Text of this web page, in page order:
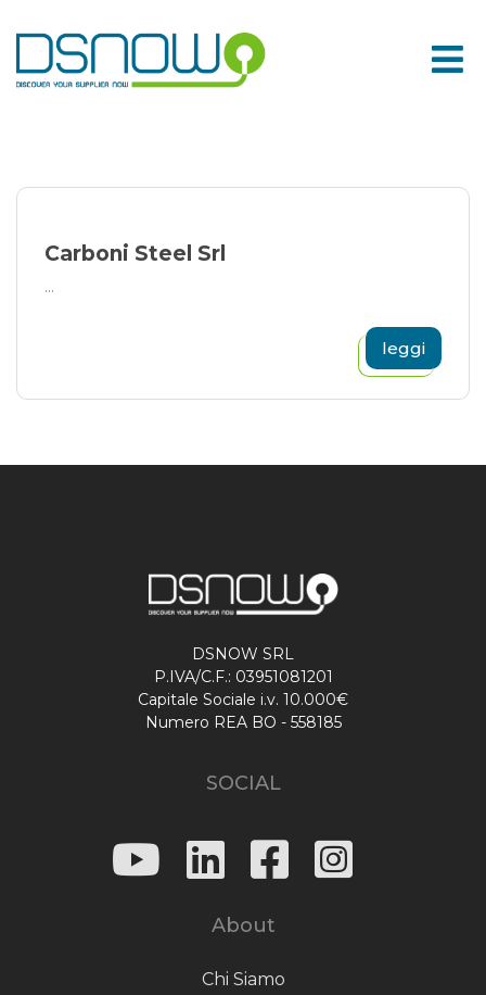
to
content
Carboni Steel Srl
...
leggi
DSNOW SRL
P.IVA/C.F.: 03951081201
Capitale Sociale i.v. 10.000€
Numero REA BO - 558185
SOCIAL
About
Chi Siamo